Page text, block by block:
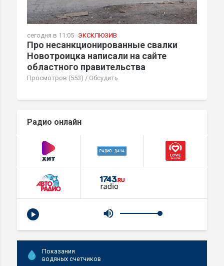
сегодня в 11:05 ЭКСКЛЮЗИВ
Про несанкционированные свалки
Новотроицка написали на сайте
областного правительства
Просмотров (553) / Обсудить
Радио онлайн
Показания
водяных счетчиков